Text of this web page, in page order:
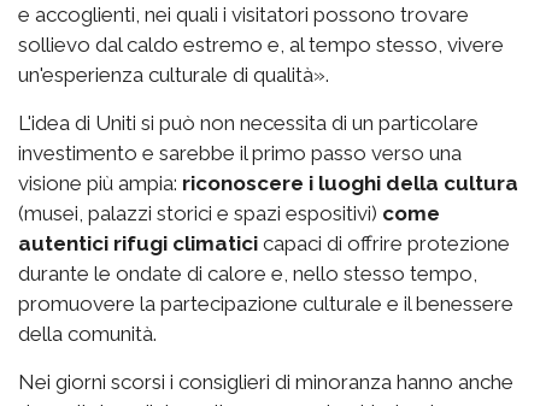
e accoglienti, nei quali i visitatori possono trovare
sollievo dal caldo estremo e, al tempo stesso, vivere
un'esperienza culturale di qualità».
L'idea di Uniti si può non necessita di un particolare
investimento e sarebbe il primo passo verso una
visione più ampia: riconoscere i luoghi della cultura
(musei, palazzi storici e spazi espositivi) come
autentici rifugi climatici capaci di offrire protezione
durante le ondate di calore e, nello stesso tempo,
promuovere la partecipazione culturale e il benessere
della comunità.
Nei giorni scorsi i consiglieri di minoranza hanno anche